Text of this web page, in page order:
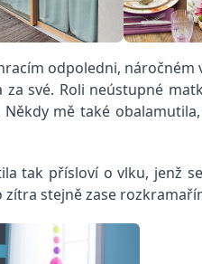
odpoledni,
své. Roli neústupné
mě také
tak přísloví o vlku, jenž
stejně zase